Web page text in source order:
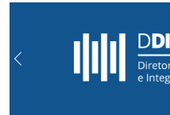
Previous